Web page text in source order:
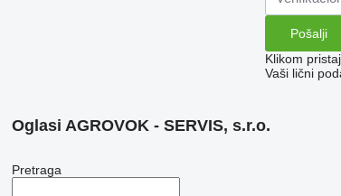
Klikom
Vaši lični
Oglasi AGROVOK - SERVIS, s.r.o.
Pretraga